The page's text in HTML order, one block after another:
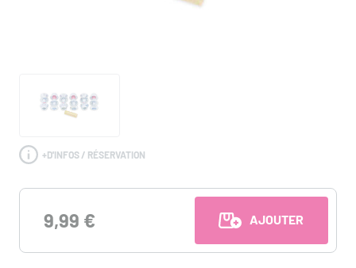
+D'INFOS / RÉSERVATION
9,99 € AJOUTER AU